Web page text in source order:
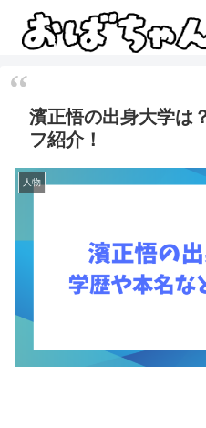
濱正悟の出身大学は
フ紹介！
人物